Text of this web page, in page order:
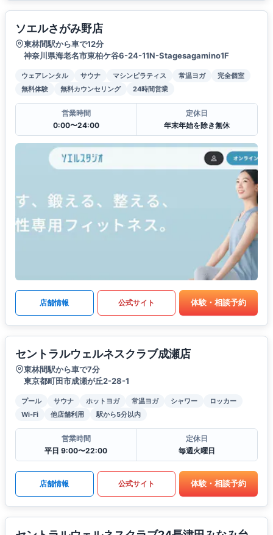
ソエルさがみ野店
東林間駅から車で12分
神奈川県海老名市東柏ケ谷6-24-11N-Stagesagamino1F
ウェアレンタル サウナ マシンピラティス 常温ヨガ
完全個室
無料体験
無料カウンセリング 24時間営業
営業時間
0:00〜24:00
定休日
年末年始を除き無休
店舗情報 公式サイト 体験・相談予約
セントラルウェルネスクラブ成瀬店
東林間駅から車で7分
東京都町田市成瀬が丘2-28-1
プール サウナ ホットヨガ 常温ヨガ シャワー
ロッカー
Wi-Fi
他店舗利用 駅から5分以内
営業時間
平日 9:00〜22:00
定休日
毎週火曜日
店舗情報 公式サイト 体験・相談予約